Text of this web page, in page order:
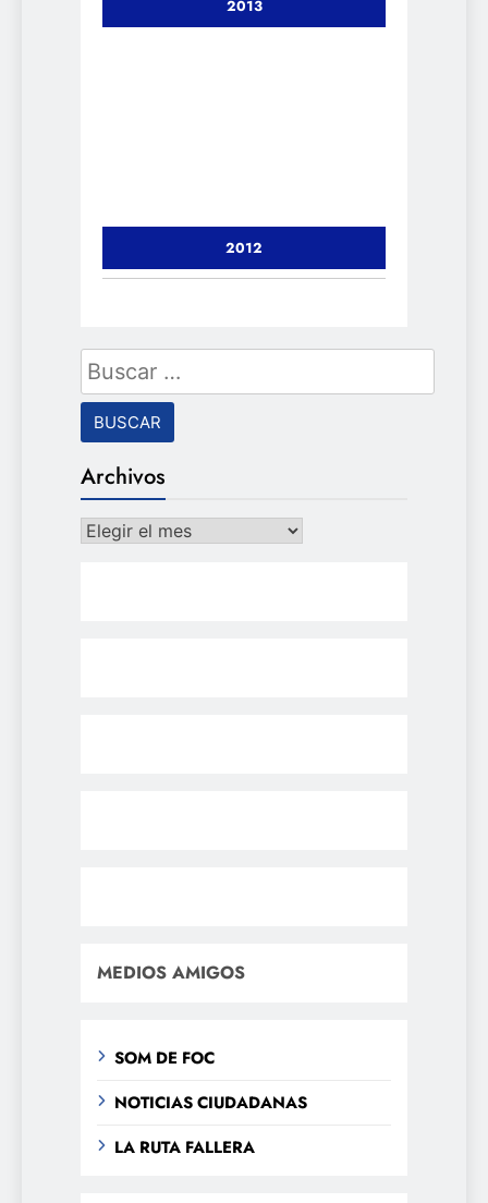
2013
2012
Buscar:
Archivos
Archivos
MEDIOS AMIGOS
SOM DE FOC
NOTICIAS CIUDADANAS
LA RUTA FALLERA